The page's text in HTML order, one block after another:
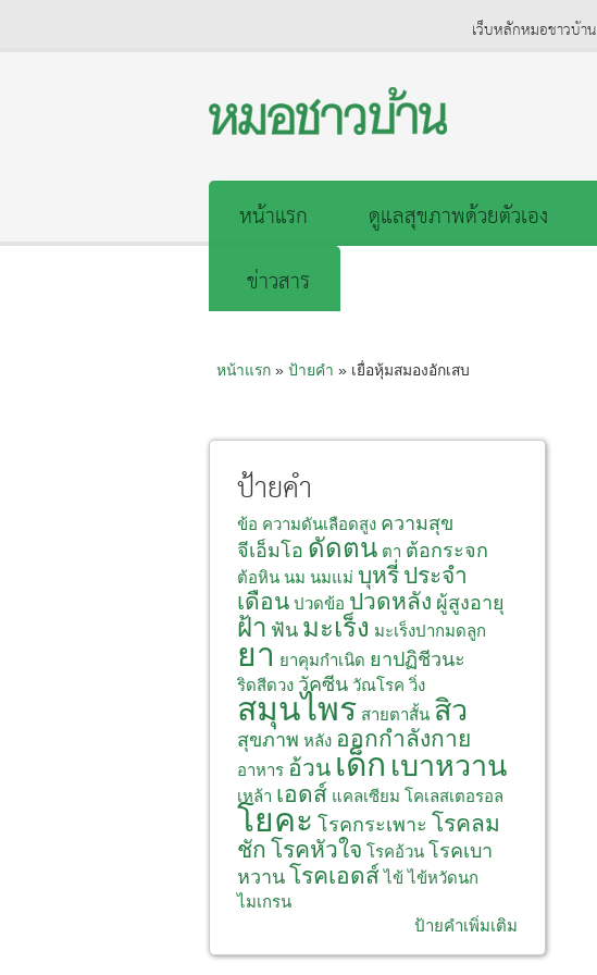
เว็บหลักหมอชาวบ้าน
หน้าแรก ดูแลสุขภาพด้วยตัวเอง
ข่าวสาร
หน้าแรก» ป้ายคำ » เยื่อหุ้มสมองอักเสบ
ป้ายคำ
ข้อ ความดันเลือดสูง ความสุข
จีเอ็มโอ ดัดตน ตา ต้อกระจก
ต้อหิน นม นมแม่ บุหรี่ ประจำ
เดือน ปวดข้อ ปวดหลัง ผู้สูงอายุ
ฝ้า ฟัน มะเร็ง มะเร็งปากมดลูก
ยา ยาคุมกำเนิด ยาปฏิชีวนะ
ริดสีดวง วัคซีน วัณโรค วิ่ง
สมุนไพร สายตาสั้น สิว
สุขภาพ หลัง ออกกำลังกาย
อาหาร อ้วน เด็ก เบาหวาน
เหล้า เอดส์ แคลเซียม โคเลสเตอรอล
โยคะ โรคกระเพาะ โรคลม
ชัก โรคหัวใจ โรคอ้วน โรคเบา
หวาน โรคเอดส์ ไข้ ไข้หวัดนก
ไมเกรน
ป้ายคำเพิ่มเติม